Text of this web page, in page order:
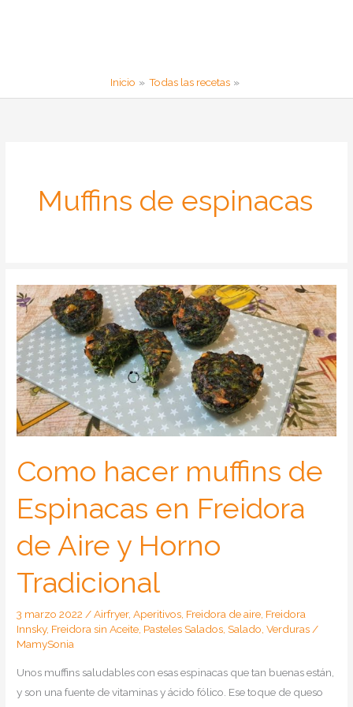
Inicio Todas las recetas
Muffins de espinacas
Como hacer muffins de
Espinacas en Freidora
de Aire y Horno
Tradicional
3 marzo 2022/Airfryer,Aperitivos, Freidora de aire, Freidora
Innsky, Freidora sin Aceite, Pasteles Salados,Salado,Verduras/
MamySonia
Unos muffins saludables con esas espinacas que tan buenas están,
y son una fuente de vitaminas y ácido fólico. Ese toque de queso